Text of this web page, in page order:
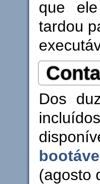
que
tardou
Dos
(agosto